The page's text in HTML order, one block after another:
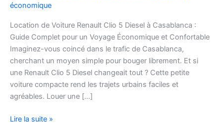
économique
Location de Voiture Renault Clio 5 Diesel à Casablanca :
Guide Complet pour un Voyage Économique et Confortable
Imaginez-vous coincé dans le trafic de Casablanca,
cherchant un moyen simple pour bouger librement. Et si
une Renault Clio 5 Diesel changeait tout ? Cette petite
voiture compacte rend les trajets urbains faciles et
agréables. Louer une […]
Location
Lire la suite »